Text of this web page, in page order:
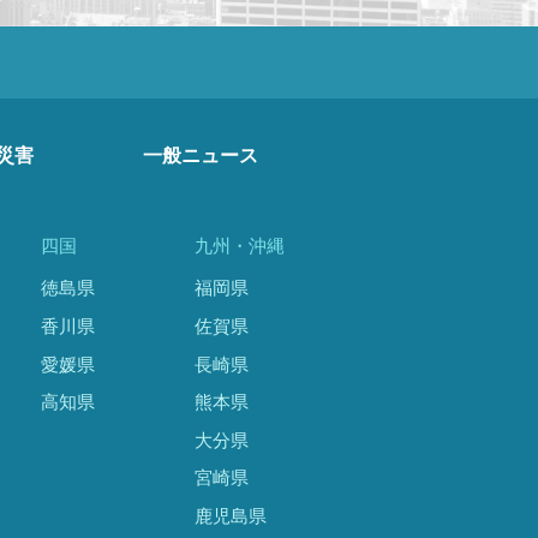
害 一般ニュース
四国
徳島県
香川県
愛媛県
高知県
九州・沖縄
福岡県
佐賀県
長崎県
熊本県
大分県
宮崎県
鹿児島県